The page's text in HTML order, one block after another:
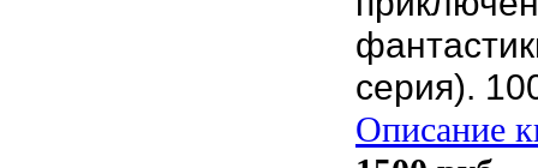
серия).
Описание